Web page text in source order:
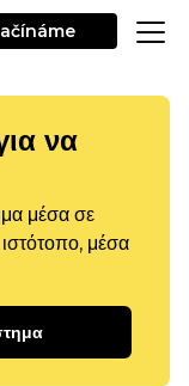
να
μέσα σε
μέσα